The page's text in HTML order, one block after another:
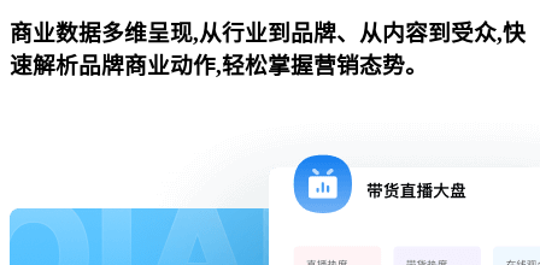
商业数据多维呈现,从行业到品牌、从内容到受众,快
速解析品牌商业动作,轻松掌握营销态势。